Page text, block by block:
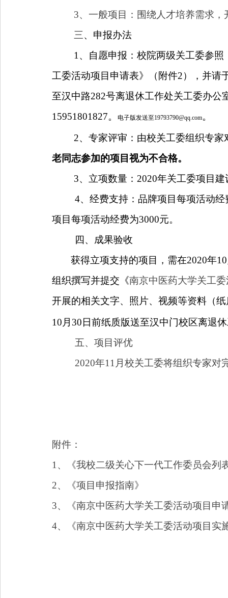
3、一般项目：围绕人才培养需求
三、申报办法
1 、自愿申报：校院两级关工委参照
工委活动项目申请表》（附件2），并请
至汉中路282号离退休工作处关工委办公
15951801827。电子版发送至19793790@qq.com。
2、专家评审：由校关工委组织专
老同志参加的项目视为不合格。
3、立项数量： 2020年关工委项目
4、经费支持：品牌项目每项活动经
项目每项活动经费为3000元。
四、成果验收
获得立项支持的项目，需在2020年10
组织撰写并提交《南京中医药大学关工
开展的相关文字、照片、视频等资料（
10 月 30 日前纸质版送至汉中门校区离退
五、项目评优
2020年11 月校关工委将组织专家对
附件：
1 、《我校二级关心下一代工作委员会列
2、《项目申报指南》
3、《南京中医药大学关工委活动项目申
4、 《南京中医药大学关工委活动项目实